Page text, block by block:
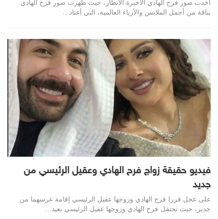
أخدت صور فرح الهادي الأخيرة الأنظار، حيث ظهرت صور فرح الهادي
بباقة من أجمل الملابس والأزياء العالمية، التي أعتاد…
فيديو حقيقة زواج فرح الهادي وعقيل الرئيسي من
جديد
على عجل قررا فرح الهادي وزوجها عقيل الرئيسي إقامة عرسهما من
جدير، حيث تحتفل فرح الهادي وزوجها عقيل الرئيسي بعيد…